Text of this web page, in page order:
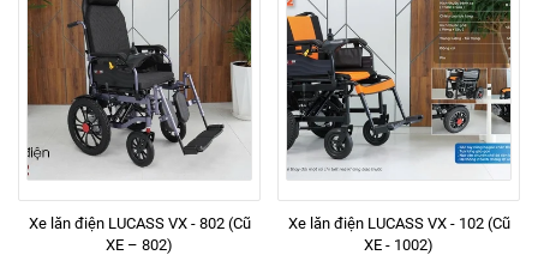
Xe lăn điện LUCASS VX - 802 (Cũ
XE – 802)
Xe lăn điện LUCASS VX - 102 (Cũ
XE - 1002)